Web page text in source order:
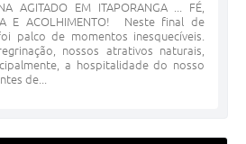
AGITADO EM ITAPORANGA ... FÉ,
E ACOLHIMENTO! Neste final de
palco de momentos inesquecíveis.
nossos atrativos naturais,
a hospitalidade do nosso
de...